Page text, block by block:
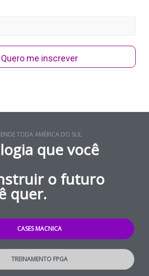
Quero me inscrever
TODA AMÉRICA DO SUL
que você
o futuro
quer.
CASES MACNICA
TREINAMENTO FPGA